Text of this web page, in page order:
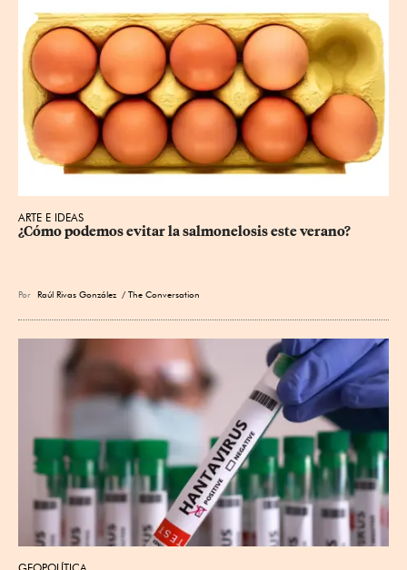
ARTE E IDEAS
¿Cómo podemos evitar la salmonelosis este verano?
Por Raúl Rivas González / The Conversation